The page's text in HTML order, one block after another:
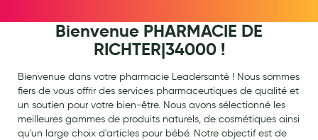
Régimes médicaux
Gemmothérapie
Confiserie
Voies respiratoires
Bienvenue PHARMACIE DE
RICHTER|34000 !
Bienvenue dans votre pharmacie Leadersanté ! Nous sommes
fiers de vous offrir des services pharmaceutiques de qualité et
un soutien pour votre bien-être. Nous avons sélectionné les
meilleures gammes de produits naturels, de cosmétiques ainsi
qu'un large choix d'articles pour bébé. Notre objectif est de